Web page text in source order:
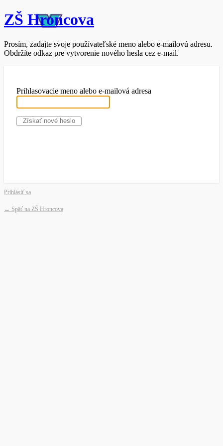
ZŠ Hroncova
Prosím, zadajte svoje používateľské meno alebo e-mailovú adresu.
Obdržíte odkaz pre vytvorenie nového hesla cez e-mail.
Prihlasovacie meno alebo e-mailová adresa
Prihlásiť sa
← Späť na ZŠ Hroncova